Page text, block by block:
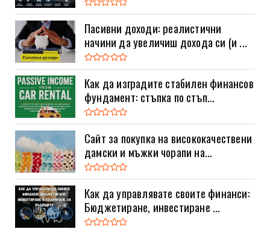
Пасивни доходи: реалистични
начини да увеличиш дохода си (и ...
Как да изградите стабилен финансов
фундамент: стъпка по стъп...
Сайт за покупка на висококачествени
дамски и мъжки чорапи на...
Как да управлявате своите финанси:
Бюджетиране, инвестиране ...